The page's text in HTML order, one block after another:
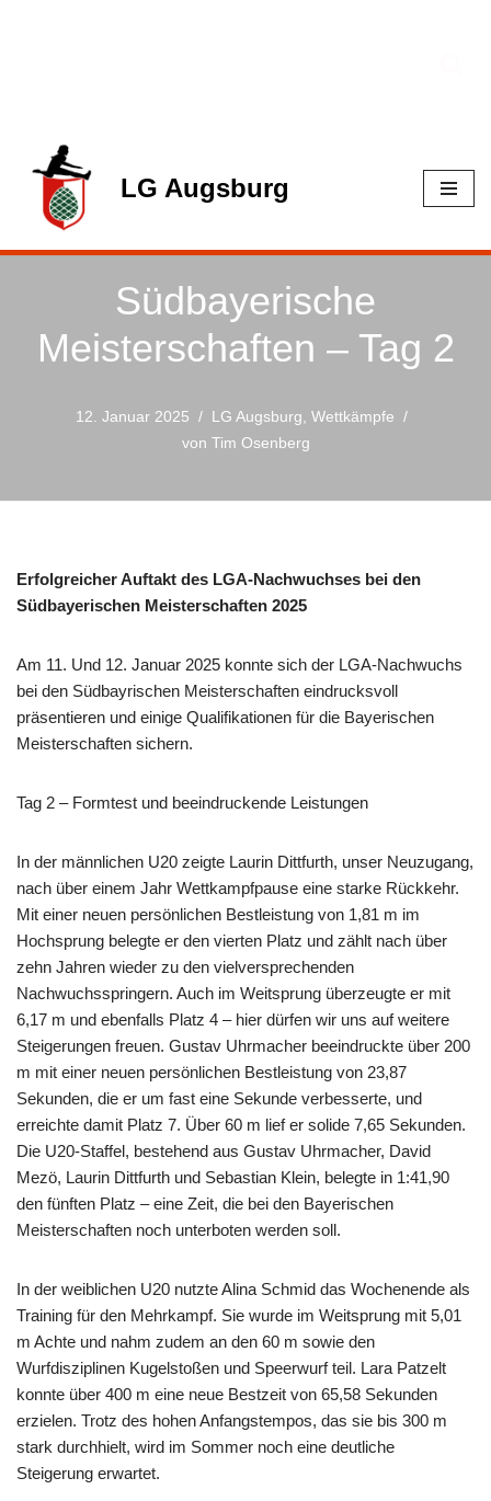
LG Augsburg
Südbayerische
Meisterschaften – Tag 2
12. Januar 2025 LG Augsburg, Wettkämpfe
von Tim Osenberg
Erfolgreicher Auftakt des LGA-Nachwuchses bei den
Südbayerischen Meisterschaften 2025
Am 11. Und 12. Januar 2025 konnte sich der LGA-Nachwuchs
bei den Südbayrischen Meisterschaften eindrucksvoll
präsentieren und einige Qualifikationen für die Bayerischen
Meisterschaften sichern.
Tag 2 – Formtest und beeindruckende Leistungen
In der männlichen U20 zeigte Laurin Dittfurth, unser Neuzugang,
nach über einem Jahr Wettkampfpause eine starke Rückkehr.
Mit einer neuen persönlichen Bestleistung von 1,81 m im
Hochsprung belegte er den vierten Platz und zählt nach über
zehn Jahren wieder zu den vielversprechenden
Nachwuchsspringern. Auch im Weitsprung überzeugte er mit
6,17 m und ebenfalls Platz 4 – hier dürfen wir uns auf weitere
Steigerungen freuen. Gustav Uhrmacher beeindruckte über 200
m mit einer neuen persönlichen Bestleistung von 23,87
Sekunden, die er um fast eine Sekunde verbesserte, und
erreichte damit Platz 7. Über 60 m lief er solide 7,65 Sekunden.
Die U20-Staffel, bestehend aus Gustav Uhrmacher, David
Mezö, Laurin Dittfurth und Sebastian Klein, belegte in 1:41,90
den fünften Platz – eine Zeit, die bei den Bayerischen
Meisterschaften noch unterboten werden soll.
In der weiblichen U20 nutzte Alina Schmid das Wochenende als
Training für den Mehrkampf. Sie wurde im Weitsprung mit 5,01
m Achte und nahm zudem an den 60 m sowie den
Wurfdisziplinen Kugelstoßen und Speerwurf teil. Lara Patzelt
konnte über 400 m eine neue Bestzeit von 65,58 Sekunden
erzielen. Trotz des hohen Anfangstempos, das sie bis 300 m
stark durchhielt, wird im Sommer noch eine deutliche
Steigerung erwartet.